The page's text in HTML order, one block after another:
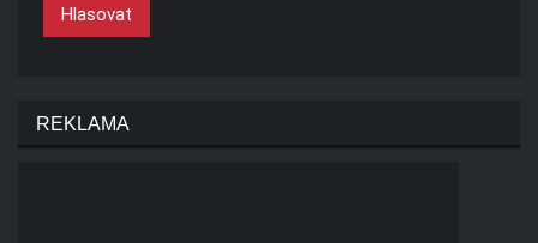
Hlasovat
REKLAMA